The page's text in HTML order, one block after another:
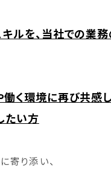
キルを、当社での業
く環境に再び共感し
たい方
寄り添い、